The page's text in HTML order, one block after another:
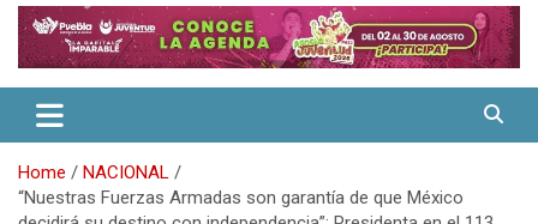
Home
NACIONAL
“Nuestras Fuerzas Armadas son garantía de que México